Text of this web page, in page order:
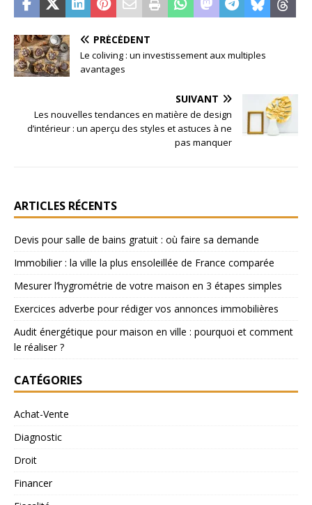
PRÉCÉDENT
Le coliving : un investissement aux multiples
avantages
SUIVANT
Les nouvelles tendances en matière de design
d’intérieur : un aperçu des styles et astuces à ne
pas manquer
ARTICLES RÉCENTS
Devis pour salle de bains gratuit : où faire sa demande
Immobilier : la ville la plus ensoleillée de France comparée
Mesurer l’hygrométrie de votre maison en 3 étapes simples
Exercices adverbe pour rédiger vos annonces immobilières
Audit énergétique pour maison en ville : pourquoi et comment
le réaliser ?
CATÉGORIES
Achat-Vente
Diagnostic
Droit
Financer